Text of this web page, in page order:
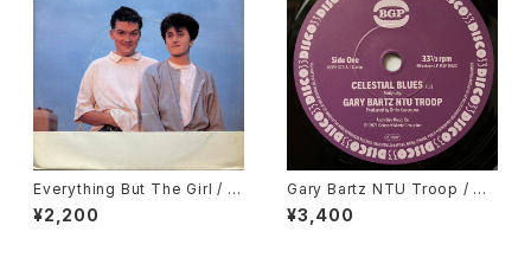
Everything But The Girl / T
hese Early Days
¥2,200
Gary Bartz NTU Troop / Ce
lestial Blues, Gary Bartz /
Gentle Smiles
¥3,400